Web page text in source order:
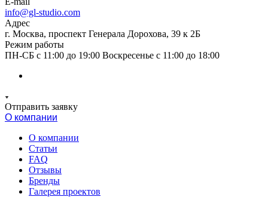
info@gl-studio.com
Адрес
г. Москва, проспект Генерала Дорохова, 39 к 2Б
Режим работы
ПН-СБ с 11:00 до 19:00 Воскресенье с 11:00 до 18:00
Отправить заявку
О компании
О компании
Статьи
FAQ
Отзывы
Бренды
Галерея проектов